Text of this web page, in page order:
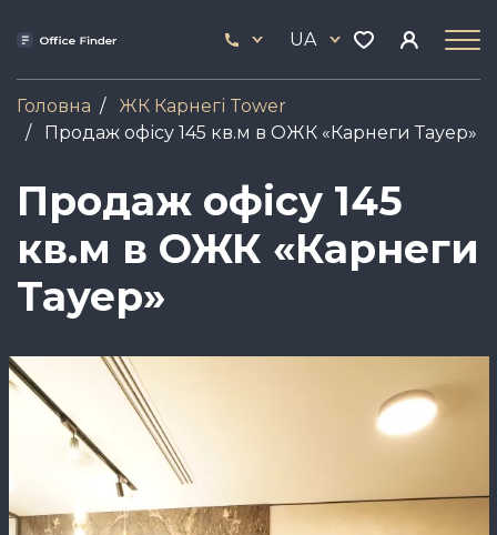
17
UA
Головна
ЖК Карнегі Tower
Продаж офісу 145 кв.м в ОЖК «Карнеги Тауер»
Продаж офісу 145
кв.м в ОЖК «Карнеги
Тауер»
Зображення